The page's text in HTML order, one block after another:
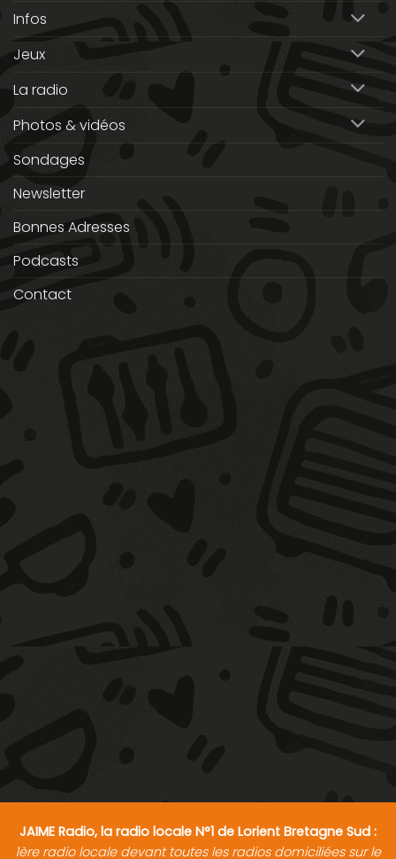
Infos
Jeux
La radio
Photos & vidéos
Sondages
Newsletter
Bonnes Adresses
Podcasts
Contact
JAIME Radio, la radio locale N°1 de Lorient Bretagne Sud :
1ère radio locale devant toutes les radios domiciliées sur le